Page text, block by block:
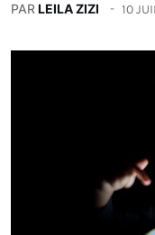
PARLEILA ZIZI 10